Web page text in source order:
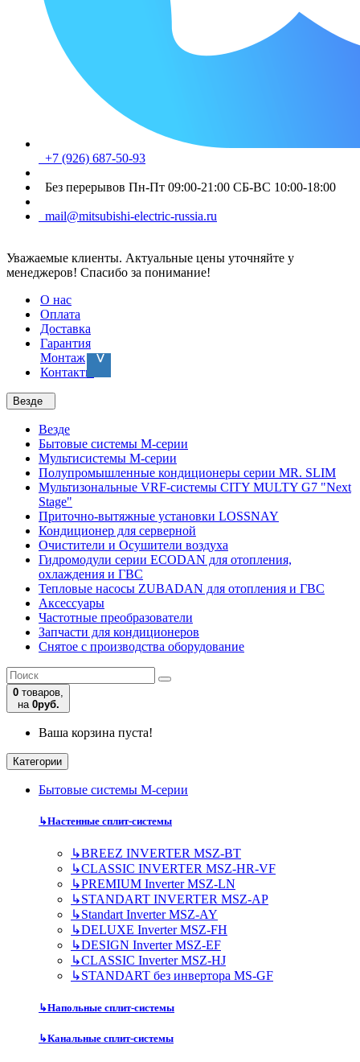
+7 (926) 687-50-93
Без перерывов Пн-Пт 09:00-21:00 СБ-ВС 10:00-18:00
mail@mitsubishi-electric-russia.ru
Уважаемые клиенты. Актуальные цены уточняйте у
менеджеров! Спасибо за понимание!
О нас
Оплата
Доставка
Гарантия
Монтаж
Контакты
Везде
Везде
Бытовые системы M-серии
Мультисистемы M-серии
Полупромышленные кондиционеры серии MR. SLIM
Мультизональные VRF-системы CITY MULTY G7 "Next
Stage"
Приточно-вытяжные установки LOSSNAY
Кондиционер для серверной
Очистители и Осушители воздуха
Гидромодули серии ECODAN для отопления,
охлаждения и ГВС
Тепловые насосы ZUBADAN для отопления и ГВС
Аксесcуары
Частотные преобразователи
Запчасти для кондиционеров
Снятое с производства оборудование
0 товаров,
на 0руб.
Ваша корзина пуста!
Категории
Бытовые системы M-серии
↳Настенные сплит-системы
↳BREEZ INVERTER MSZ-BT
↳CLASSIC INVERTER MSZ-HR-VF
↳PREMIUM Inverter MSZ-LN
↳STANDART INVERTER MSZ-AP
↳Standart Inverter MSZ-AY
↳DELUXE Inverter MSZ-FH
↳DESIGN Inverter MSZ-EF
↳CLASSIC Inverter MSZ-HJ
↳STANDART без инвертора MS-GF
↳Напольные сплит-системы
↳Канальные сплит-системы